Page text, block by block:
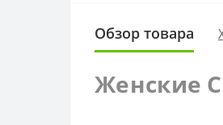
Обзор товара
Женские